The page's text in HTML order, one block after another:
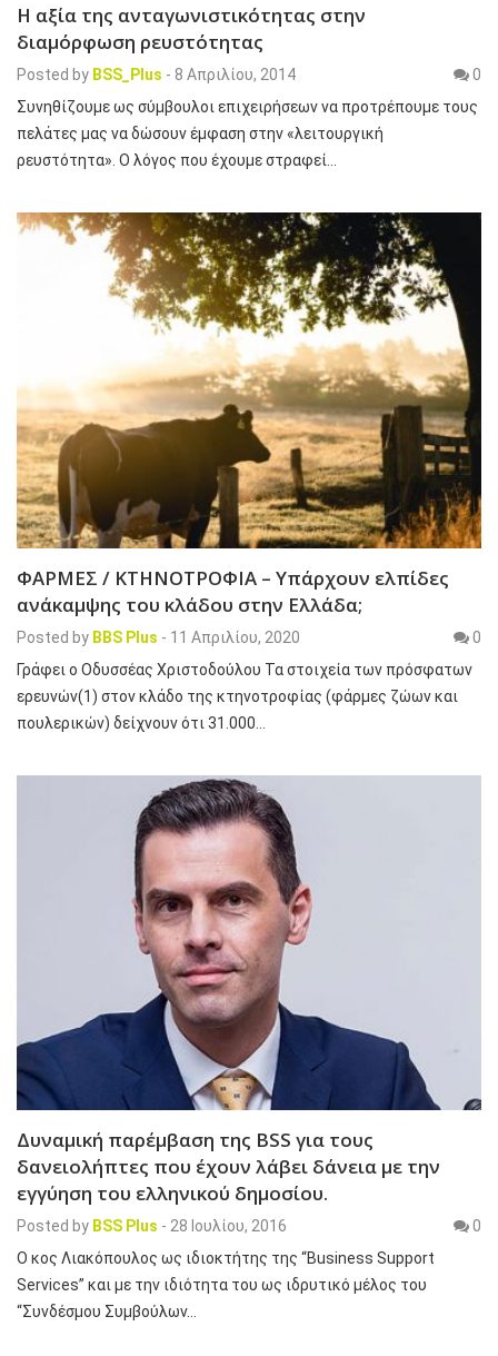
Η αξία της ανταγωνιστικότητας στην
διαμόρφωση ρευστότητας
Posted by BSS_Plus - 8 Απριλίου, 2014
0
Συνηθίζουμε ως σύμβουλοι επιχειρήσεων να προτρέπουμε τους
πελάτες μας να δώσουν έμφαση στην «λειτουργική
ρευστότητα». Ο λόγος που έχουμε στραφεί…
ΦΑΡΜΕΣ / ΚΤΗΝΟΤΡΟΦΙΑ – Υπάρχουν ελπίδες
ανάκαμψης του κλάδου στην Ελλάδα;
Posted by BBS Plus - 11 Απριλίου, 2020
0
Γράφει ο Οδυσσέας Χριστοδούλου Τα στοιχεία των πρόσφατων
ερευνών(1) στον κλάδο της κτηνοτροφίας (φάρμες ζώων και
πουλερικών) δείχνουν ότι 31.000…
Δυναμική παρέμβαση της BSS για τους
δανειολήπτες που έχουν λάβει δάνεια με την
εγγύηση του ελληνικού δημοσίου.
Posted by BSS Plus - 28 Ιουλίου, 2016
0
Ο κος Λιακόπουλος ως ιδιοκτήτης της “Business Support
Services” και με την ιδιότητα του ως ιδρυτικό μέλος του
“Συνδέσμου Συμβούλων…